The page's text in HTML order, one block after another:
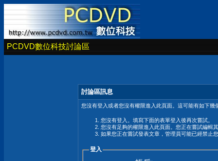
PCDVD數位科技討論區
討論區訊息
您沒有登入或者您沒有權限進入此頁面。這可能有如下幾
您沒有登入。填寫下面的表單登入後再次嘗試。
您沒有足夠的權限進入此頁面。您正在嘗試編輯
如果您正在嘗試發表文章，管理員可能已經禁止
登入